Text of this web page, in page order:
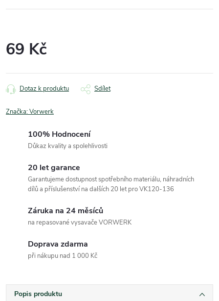
69 Kč
cena:
Dotaz k produktu Sdílet
Značka:Vorwerk
100% Hodnocení
Důkaz kvality a spolehlivosti
20 let garance
Garantujeme dostupnost spotřebního materiálu, náhradních
dílů a příslušenství na dalších 20 let pro VK120-136
Záruka na 24 měsíců
na repasované vysavače VORWERK
Doprava zdarma
při nákupu nad 1 000 Kč
Popis produktu